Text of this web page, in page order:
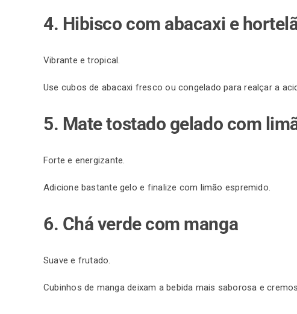
4. Hibisco com abacaxi e
Vibrante e tropical.
Use cubos de abacaxi fresco ou congelado para realçar a
5. Mate tostado gelado com
Forte e energizante.
Adicione bastante gelo e finalize com limão espremido.
6. Chá verde com manga
Suave e frutado.
Cubinhos de manga deixam a bebida mais saborosa e